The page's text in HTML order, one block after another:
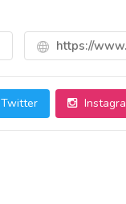
https://
Twitter